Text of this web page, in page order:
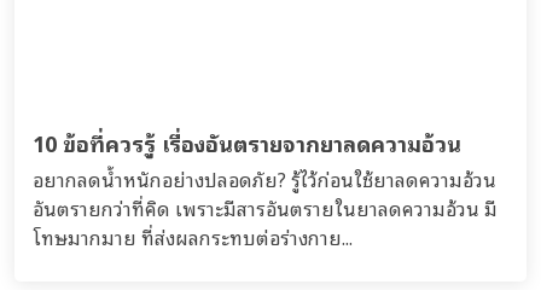
10 ข้อที่ควรรู้ เรื่องอันตรายจากยาลดความอ้วน
อยากลดน้ำหนักอย่างปลอดภัย? รู้ไว้ก่อนใช้ยาลดความอ้วน
อันตรายกว่าที่คิด เพราะมีสารอันตรายในยาลดความอ้วน มี
โทษมากมาย ที่ส่งผลกระทบต่อร่างกาย...